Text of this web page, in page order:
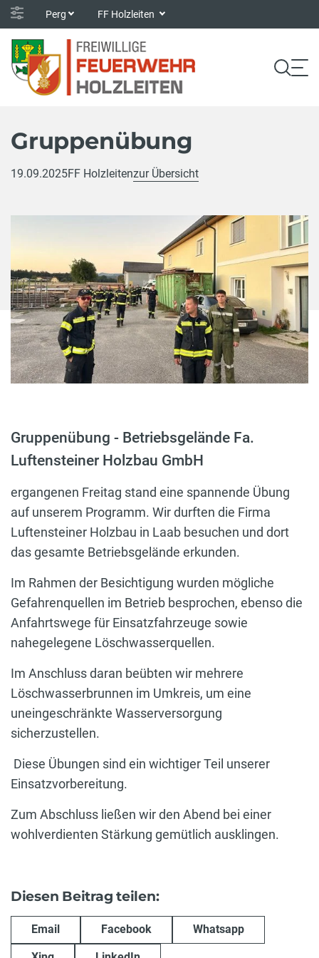
Perg FF Holzleiten
Gruppenübung
19.09.2025FF Holzleitenzur Übersicht
Gruppenübung - Betriebsgelände Fa.
Luftensteiner Holzbau GmbH
ergangenen Freitag stand eine spannende Übung
auf unserem Programm. Wir durften die Firma
Luftensteiner Holzbau in Laab besuchen und dort
das gesamte Betriebsgelände erkunden.
Im Rahmen der Besichtigung wurden mögliche
Gefahrenquellen im Betrieb besprochen, ebenso die
Anfahrtswege für Einsatzfahrzeuge sowie
nahegelegene Löschwasserquellen.
Im Anschluss daran beübten wir mehrere
Löschwasserbrunnen im Umkreis, um eine
uneingeschränkte Wasserversorgung
sicherzustellen.
Diese Übungen sind ein wichtiger Teil unserer
Einsatzvorbereitung.
Zum Abschluss ließen wir den Abend bei einer
wohlverdienten Stärkung gemütlich ausklingen.
Diesen Beitrag teilen:
Email Facebook Whatsapp